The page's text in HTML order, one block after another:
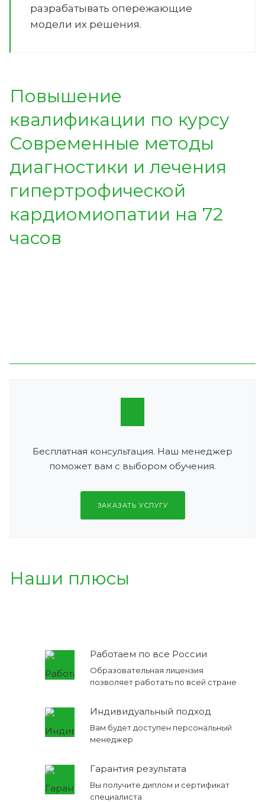
разрабатывать опережающие
модели их решения.
Повышение
квалификации по курсу
Современные методы
диагностики и лечения
гипертрофической
кардиомиопатии на 72
часов
Бесплатная консультация. Наш менеджер
поможет вам с выбором обучения.
ЗАКАЗАТЬ УСЛУГУ
Наши плюсы
Работаем по все России
Образовательная лицензия
позволяет работать по всей стране
Индивидуальный подход
Вам будет доступен персональный
менеджер
Гарантия результата
Вы получите диплом и сертификат
специалиста